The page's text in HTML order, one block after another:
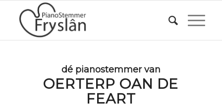
dé pianostemmer van
OERTERP OAN DE
FEART